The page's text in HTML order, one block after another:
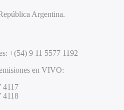
Argentina.
+(54) 9 11 5577 1192
en VIVO:
4117
4118